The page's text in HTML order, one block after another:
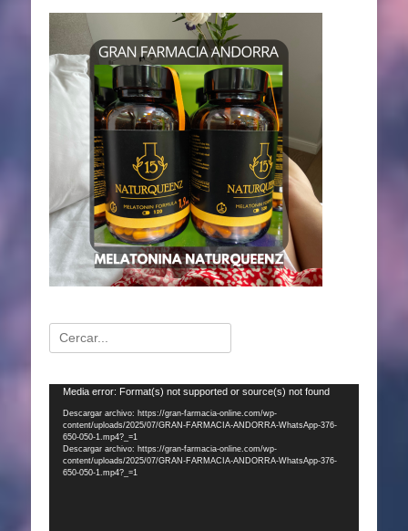
Buscar:
Reproductor
vídeo
Media error: Format(s) not supported or source(s) not found
Descargar archivo: https://gran-farmacia-online.com/wp-
content/uploads/2025/07/GRAN-FARMACIA-ANDORRA-WhatsApp-376-
650-050-1.mp4?_=1
Descargar archivo: https://gran-farmacia-online.com/wp-
content/uploads/2025/07/GRAN-FARMACIA-ANDORRA-WhatsApp-376-
650-050-1.mp4?_=1